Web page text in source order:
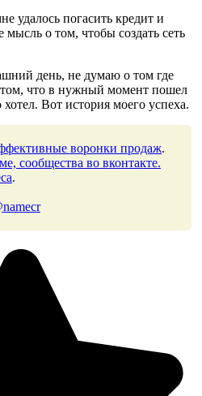
удалось погасить кредит и
мысль о том, чтобы создать сеть
день, не думаю о том где
том, что в нужный момент пошел
Вот история моего успеха.
воронки продаж.
сообщества во вконтакте.
.